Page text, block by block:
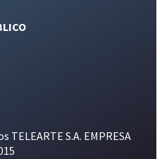
TELEARTE S.A. EMPRESA